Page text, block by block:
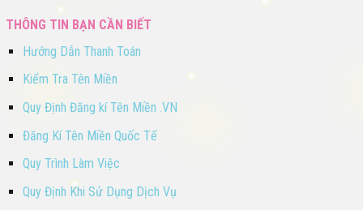
THÔNG TIN BẠN CẦN BIẾT
Hướng Dẫn Thanh Toán
Kiểm Tra Tên Miền
Quy Định Đăng kí Tên Miền .VN
Đăng Kí Tên Miền Quốc Tế
Quy Trình Làm Việc
Quy Định Khi Sử Dụng Dịch Vụ